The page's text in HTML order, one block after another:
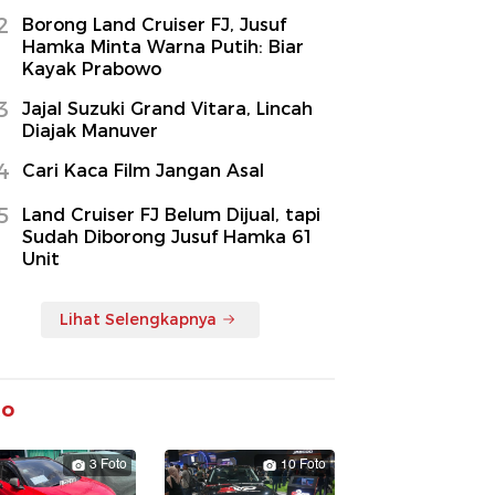
Borong Land Cruiser FJ, Jusuf
Hamka Minta Warna Putih: Biar
Kayak Prabowo
Jajal Suzuki Grand Vitara, Lincah
Diajak Manuver
Cari Kaca Film Jangan Asal
Land Cruiser FJ Belum Dijual, tapi
Sudah Diborong Jusuf Hamka 61
Unit
Lihat Selengkapnya
3 Foto 10 Foto